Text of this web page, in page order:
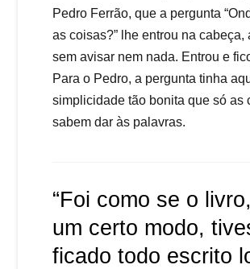
Pedro Ferrão, que a pergunta
as coisas?” lhe entrou na cabeça,
sem avisar nem nada. Entrou e
Para o Pedro, a pergunta tinha
simplicidade tão bonita que só as
sabem dar às palavras.
“Foi como se o
um certo modo,
ficado todo escrito